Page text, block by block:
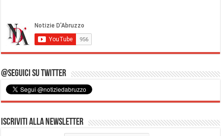
@Seguici su Twitter
Iscriviti alla Newsletter